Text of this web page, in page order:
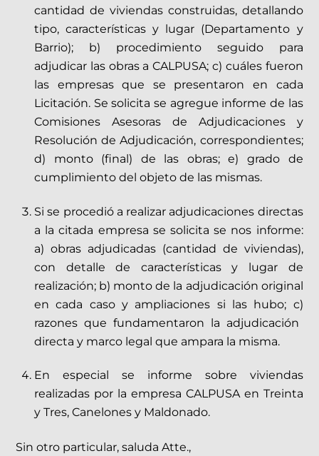
cantidad de viviendas construidas, detallando
tipo, características y lugar (Departamento y
Barrio); b) procedimiento seguido para
adjudicar las obras a CALPUSA; c) cuáles fueron
las empresas que se presentaron en cada
Licitación. Se solicita se agregue informe de las
Comisiones Asesoras de Adjudicaciones y
Resolución de Adjudicación, correspondientes;
d) monto (final) de las obras;e)grado de
cumplimiento del objeto de las mismas.
Si se procedió a realizar adjudicaciones directas
a la citada empresa se solicita se nos informe:
a) obras adjudicadas (cantidad de viviendas),
con detalle de características y lugar de
realización; b) monto de la adjudicación original
en cada caso y ampliaciones si las hubo; c)
razones que fundamentaron la adjudicación
directa y marco legal que ampara la misma.
En especial se informe sobre viviendas
realizadas por la empresa CALPUSA en Treinta
y Tres, Canelones y Maldonado.
Sin otro particular, saluda Atte.,